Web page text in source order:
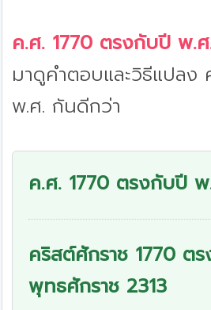
ค.ศ. 1770 ตรงกับปี พ.ศ
มาดูคำตอบและวิธีแปลง
พ.ศ. กันดีกว่า
ค.ศ. 1770 ตรงกับปี
คริสต์ศักราช 1770 ต
พุทธศักราช 2313